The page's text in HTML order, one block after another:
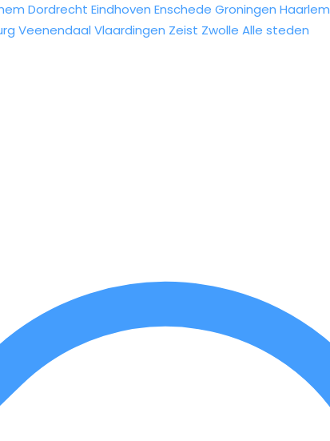
Dordrecht Eindhoven Enschede Groningen Haarlem
Veenendaal Vlaardingen Zeist Zwolle Alle steden